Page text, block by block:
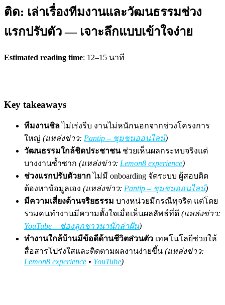
ติด: เล่าเรื่องทีมงานและวัฒนธรรมช่วง
แรกปรับตัว — เจาะลึกแบบเข้าใจง่าย
Estimated reading time: 12–15 นาที
Key takeaways
ทีมงานชิลไม่เร่งรีบ งานไม่หนักนอกจากช่วงโครงการ
ใหญ่ (แหล่งข่าว: Pantip – ชุมชนออนไลน์)
วัฒนธรรมใกล้ชิดประชาชนช่วยเห็นผลกระทบจริงแต่
บางงานซ้ำซาก (แหล่งข่าว: Lemon8 experience)
ช่วงแรกปรับตัวยากไม่มี onboarding จัดระบบ ผู้สอบติด
ต้องหาข้อมูลเอง (แหล่งข่าว: Pantip – ชุมชนออนไลน์)
มีความเสี่ยงด้านจริยธรรม บางหน่วยมีกรณีทุจริต แต่โดย
รวมคนทำงานมีความตั้งใจเมื่อเห็นผลลัพธ์ที่ดี (แหล่งข่าว:
YouTube – ช่องลูกชาวนานักล่าฝัน)
ทำงานใกล้บ้านมีข้อดีด้านชีวิตส่วนตัว เทคโนโลยีช่วยให้
สื่อสารโปร่งใสและติดตามผลงานง่ายขึ้น (แหล่งข่าว:
Lemon8 experience • YouTube)